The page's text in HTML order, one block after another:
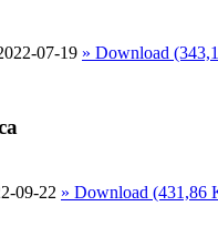
07-19 » Download
09-22 » Download (431,86